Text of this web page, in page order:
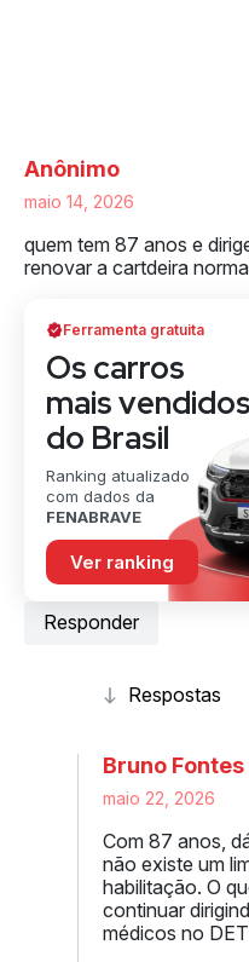
Anônimo
maio 14, 2026
quem tem 87 anos e
renovar a cartdeira
Ferramenta gratuita
Os carros
mais vendidos
do Brasil
Ranking atualizado
com dados da
FENABRAVE
Ver ranking
Responder
Bruno Fontes
maio 22, 2026
Com 87 anos,
não existe um
habilitação. O
continuar
médicos no